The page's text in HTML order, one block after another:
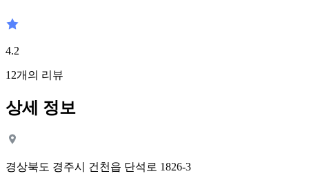
4.2
12개의 리뷰
상세 정보
경상북도 경주시 건천읍 단석로 1826-3